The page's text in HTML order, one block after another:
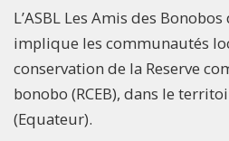
L’ASBL Les Amis des
implique les communautés
conservation de la Reserve
bonobo (RCEB), dans le
(Equateur).